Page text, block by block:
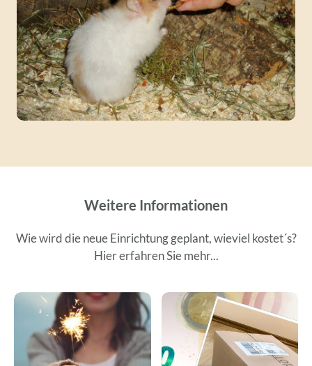
Weitere Informationen
Wie wird die neue Einrichtung geplant, wieviel kostet´s?
Hier erfahren Sie mehr...